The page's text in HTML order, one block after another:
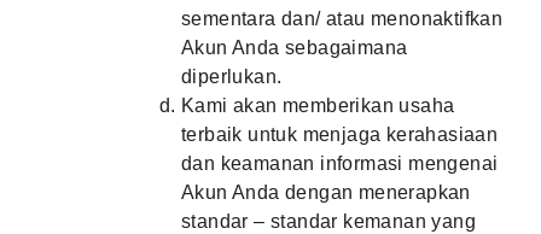
sementara dan/ atau menonaktifkan
Akun Anda sebagaimana
diperlukan.
Kami akan memberikan usaha
terbaik untuk menjaga kerahasiaan
dan keamanan informasi mengenai
Akun Anda dengan menerapkan
standar – standar kemanan yang